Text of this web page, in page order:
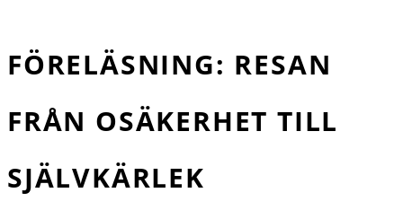
FÖRELÄSNING: RESAN
FRÅN OSÄKERHET TILL
SJÄLVKÄRLEK